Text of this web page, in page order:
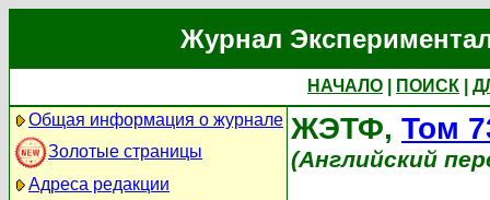
Журнал
НАЧАЛО ПОИСК
Общая информация о журнале
Золотые страницы
Адреса редакции
ЖЭТФ, Том
(Английский